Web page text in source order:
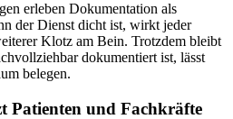
erleben Dokumentation als
der Dienst dicht ist, wirkt jeder
Klotz am Bein. Trotzdem bleibt
dokumentiert ist, lässt
belegen.
Patienten und Fachkräfte